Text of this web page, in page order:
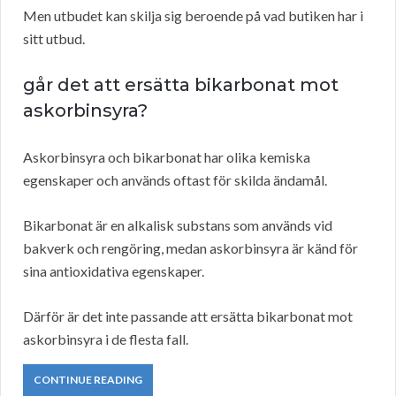
Men utbudet kan skilja sig beroende på vad butiken har i
sitt utbud.
går det att ersätta bikarbonat mot
askorbinsyra?
Askorbinsyra och bikarbonat har olika kemiska
egenskaper och används oftast för skilda ändamål.
Bikarbonat är en alkalisk substans som används vid
bakverk och rengöring, medan askorbinsyra är känd för
sina antioxidativa egenskaper.
Därför är det inte passande att ersätta bikarbonat mot
askorbinsyra i de flesta fall.
CONTINUE READING